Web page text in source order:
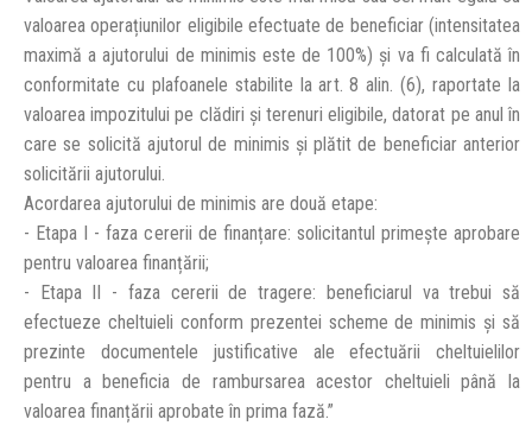
valoarea operațiunilor eligibile efectuate de beneficiar (intensitatea
maximă a ajutorului de minimis este de 100%) și va fi calculată în
conformitate cu plafoanele stabilite la art. 8 alin. (6), raportate la
valoarea impozitului pe clădiri și terenuri eligibile, datorat pe anul în
care se solicită ajutorul de minimis și plătit de beneficiar anterior
solicitării ajutorului.
Acordarea ajutorului de minimis are două etape:
- Etapa I - faza cererii de finanțare: solicitantul primește aprobare
pentru valoarea finanțării;
- Etapa II - faza cererii de tragere: beneficiarul va trebui să
efectueze cheltuieli conform prezentei scheme de minimis și să
prezinte documentele justificative ale efectuării cheltuielilor
pentru a beneficia de rambursarea acestor cheltuieli până la
valoarea finanțării aprobate în prima fază.”